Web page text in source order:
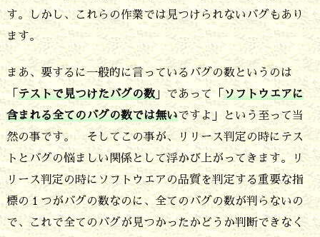
認
が
で
き
て
い
る
事
が
前
す。しかし、これらの作業では見つけられないバグもあり
ます。
まあ、要するに一般的に言っているバグの数というのは
「 テストで見つけたバグの数 」であって「 ソフトウエアに
含まれる全てのバグの数では無いですよ」という至って当
然の事です。 そしてこの事が、リリース判定の時にテス
トとバグの悩ましい関係として浮かび上がってきます。リ
リース判定の時にソフトウエアの品質を判定する重要な指
標の１つがバグの数なのに、全てのバグの数が判らないの
で、これで全てのバグが見つかったかどうか判断できなく